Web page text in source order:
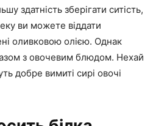
здатність зберігати ситість,
ви можете віддати
оливковою олією. Однак
з овочевим блюдом. Нехай
добре вимиті сирі овочі